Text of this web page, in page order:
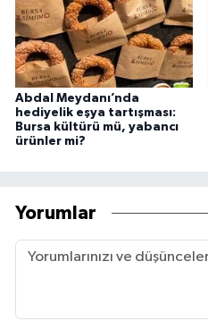
Abdal Meydanı’nda
hediyelik eşya tartışması:
Bursa kültürü mü, yabancı
ürünler mi?
Yorumlar